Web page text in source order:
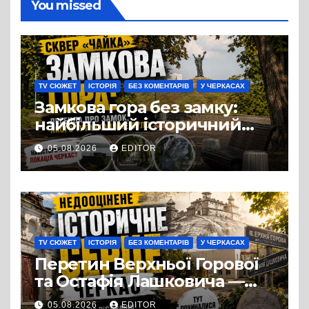
You missed
TV СЮЖЕТ ІСТОРІЯ БЕЗ КОМЕНТАРІВ У ЧЕРКАСАХ
Замкова гора без замку:
найбільший історичний
міф Черкас
05.08.2026 EDITOR
TV СЮЖЕТ ІСТОРІЯ БЕЗ КОМЕНТАРІВ У ЧЕРКАСАХ
Перетин Верхньої Горової
та Остафія Лашковича —
історичне серце Черкас.
05.08.2026 EDITOR